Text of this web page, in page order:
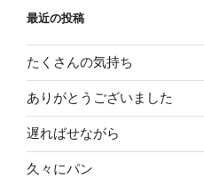
ビ
ー
シ
ョ
ン
最近の投稿
たくさんの気持ち
ありがとうございました
遅ればせながら
久々にパン